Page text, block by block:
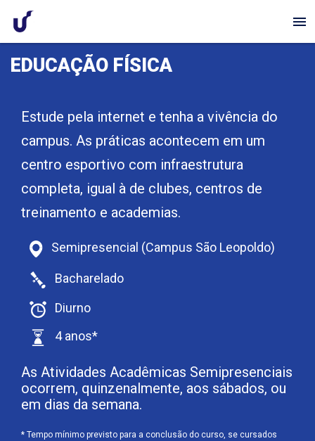
menu
EDUCAÇÃO FÍSICA
Estude pela internet e tenha a vivência do
campus. As práticas acontecem em um
centro esportivo com infraestrutura
completa, igual à de clubes, centros de
treinamento e academias.
Semipresencial (Campus São Leopoldo)
Bacharelado
Diurno
4 anos*
As Atividades Acadêmicas Semipresenciais
ocorrem, quinzenalmente, aos sábados, ou
em dias da semana.
* Tempo mínimo previsto para a conclusão do curso, se cursados